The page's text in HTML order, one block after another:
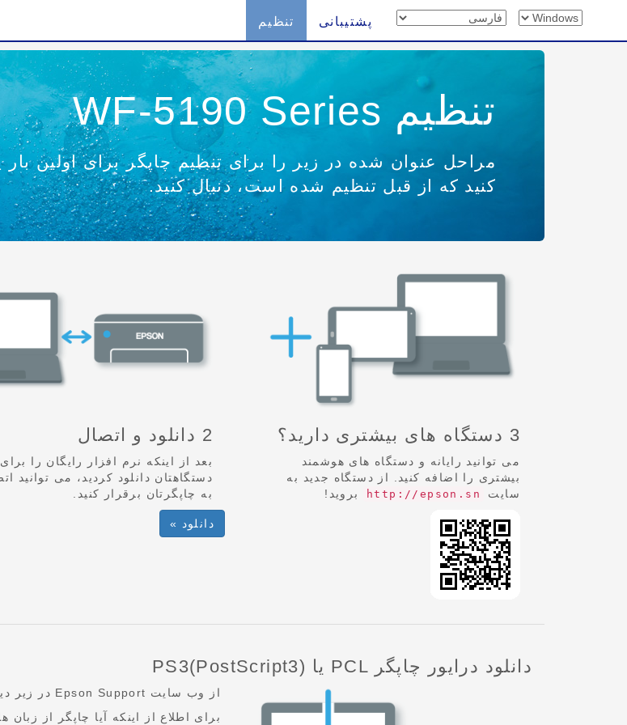
تنظیم پشتیبانی
تنظیم WF-5190 Series
مراحل عنوان شده در زیر را برای تنظیم چاپگر برای اولین
کنید که از قبل تنظیم شده است، دنبال کنید.
2 دانلود و اتصال
بعد از اینکه نرم افزار رایگان را برای
دستگاهتان دانلود کردید، می توانید
به چاپگرتان برقرار کنید.
دانلود »
3 دستگاه های بیشتری دارید؟
می توانید رایانه و دستگاه های هوشمند
بیشتری را اضافه کنید. از دستگاه جدید به
سایت
http://epson.sn بروید!
دانلود درایور چاپگر PCL یا PS3(PostScript3)‎
از وب سایت Epson Support در زیر دیدن کنید و درایورها را دانلود کنید.